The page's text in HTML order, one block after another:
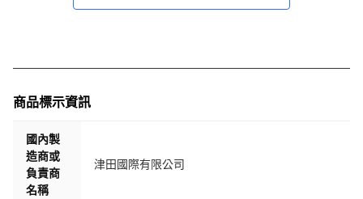
商品標示資訊
國內製
造商或
負責商
名稱
津田國際有限公司